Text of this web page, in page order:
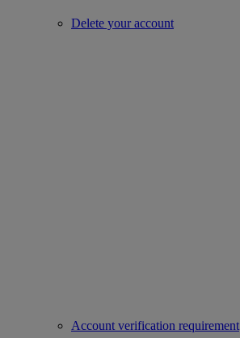
Delete your account
Account verification requirement